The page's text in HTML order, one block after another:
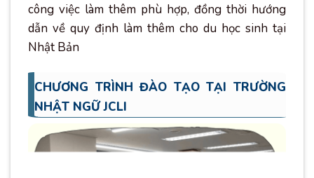
công việc làm thêm phù hợp, đồng thời hướng
dẫn về quy định làm thêm cho du học sinh tại
Nhật Bản
CHƯƠNG TRÌNH ĐÀO TẠO TẠI TRƯỜNG
NHẬT NGỮ JCLI